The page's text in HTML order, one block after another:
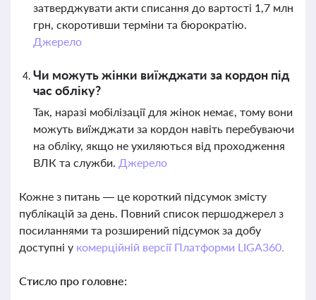
затверджувати акти списання до вартості 1,7 млн
грн, скоротивши терміни та бюрократію.
Джерело
Чи можуть жінки виїжджати за кордон під
час обліку?
Так, наразі мобілізації для жінок немає, тому вони
можуть виїжджати за кордон навіть перебуваючи
на обліку, якщо не ухиляються від проходження
ВЛК та служби. Джерело
Кожне з питань — це короткий підсумок змісту
публікацій за день. Повний список першоджерел з
посиланнями та розширений підсумок за добу
доступні у комерційній версії Платформи LIGA360.
Стисло про головне: